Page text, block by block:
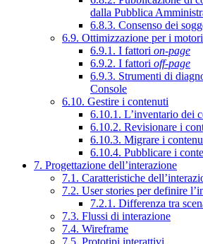
dalla Pubblica
6.8.3. Consenso dei
6.9. Ottimizzazione per i
6.9.1. I fattori on-page
6.9.2. I fattori off-page
6.9.3. Strumenti di
Console
6.10. Gestire i contenuti
6.10.1. L’inventario dei
6.10.2. Revisionare i
6.10.3. Migrare i
6.10.4. Pubblicare i
7. Progettazione dell’interazione
7.1. Caratteristiche
7.2. User stories per definire
7.2.1. Differenza tra
7.3. Flussi di interazione
7.4. Wireframe
7.5. Prototipi interattivi